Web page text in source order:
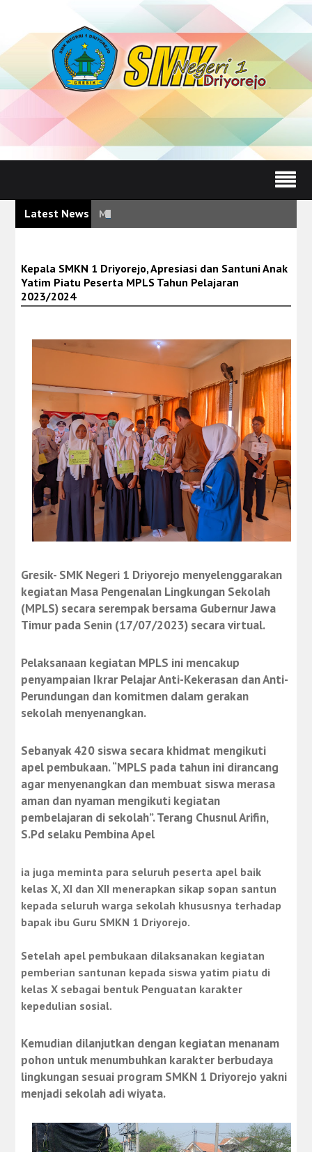
Latest News Mekanisme Pengaduan Pelayanan Pendidikan
Kepala SMKN 1 Driyorejo, Apresiasi dan Santuni Anak
Yatim Piatu Peserta MPLS Tahun Pelajaran
2023/2024
Gresik- SMK Negeri 1 Driyorejo menyelenggarakan
kegiatan Masa Pengenalan Lingkungan Sekolah
(MPLS) secara serempak bersama Gubernur Jawa
Timur pada Senin (17/07/2023) secara virtual.
Pelaksanaan kegiatan MPLS ini mencakup
penyampaian Ikrar Pelajar Anti-Kekerasan dan Anti-
Perundungan dan komitmen dalam gerakan
sekolah menyenangkan.
Sebanyak 420 siswa secara khidmat mengikuti
apel pembukaan. “MPLS pada tahun ini dirancang
agar menyenangkan dan membuat siswa merasa
aman dan nyaman mengikuti kegiatan
pembelajaran di sekolah”.Terang Chusnul Arifin,
S.Pd selaku Pembina Apel
ia juga meminta para seluruh peserta apel baik
kelas X, XI dan XII menerapkan sikap sopan santun
kepada seluruh warga sekolah khususnya terhadap
bapak ibu Guru SMKN 1 Driyorejo.
Setelah apel pembukaan dilaksanakan kegiatan
pemberian santunan kepada siswa yatim piatu di
kelas X sebagai bentuk Penguatan karakter
kepedulian sosial.
Kemudian dilanjutkan dengan kegiatan menanam
pohon untuk menumbuhkan karakter berbudaya
lingkungan sesuai program SMKN 1 Driyorejo yakni
menjadi sekolah adi wiyata.